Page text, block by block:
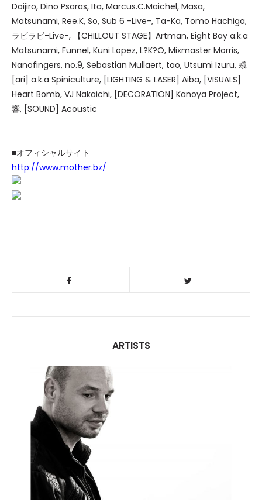
Daijiro, Dino Psaras, Ita, Marcus.C.Maichel, Masa,
Matsunami, Ree.K, So, Sub 6 -Live-, Ta-Ka, Tomo Hachiga,
ラビラビ-Live-, 【CHILLOUT STAGE】Artman, Eight Bay a.k.a
Matsunami, Funnel, Kuni Lopez, L?K?O, Mixmaster Morris,
Nanofingers, no.9, Sebastian Mullaert, tao, Utsumi Izuru, 蟻
[ari] a.k.a Spiniculture, [LIGHTING & LASER] Aiba, [VISUALS]
Heart Bomb, VJ Nakaichi, [DECORATION] Kanoya Project,
響, [SOUND] Acoustic
■オフィシャルサイト
http://www.mother.bz/
ARTISTS